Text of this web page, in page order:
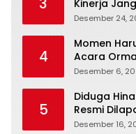
Kinerja
Panjang
Desember 24,
4
Momen
Acara
Peci Hitam
Desember 6,
5
Diduga
Resmi
Desember 16,